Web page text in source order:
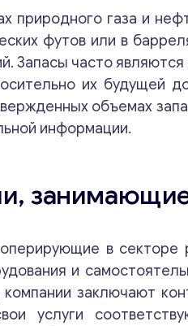
природного газа и
футов или в
Запасы часто
их будущей
объемах
информации.
в секторе
и
компании заключают
услуги